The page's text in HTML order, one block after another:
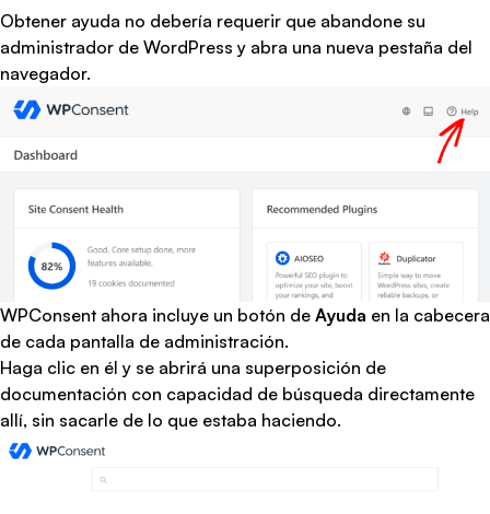
Obtener ayuda no debería requerir que abandone su
administrador de WordPress y abra una nueva pestaña del
navegador.
WPConsent ahora incluye un botón de Ayuda en la cabecera
de cada pantalla de administración.
Haga clic en él y se abrirá una superposición de
documentación con capacidad de búsqueda directamente
allí, sin sacarle de lo que estaba haciendo.